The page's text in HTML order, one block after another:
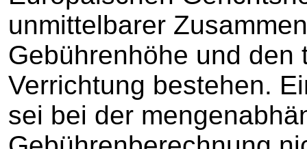
unmittelbarer
Gebührenhöhe und
Verrichtung bestehen.
sei bei der